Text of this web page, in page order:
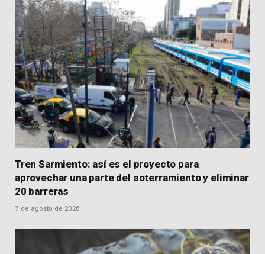
Tren Sarmiento: así es el proyecto para
aprovechar una parte del soterramiento y eliminar
20 barreras
7 de agosto de 2026